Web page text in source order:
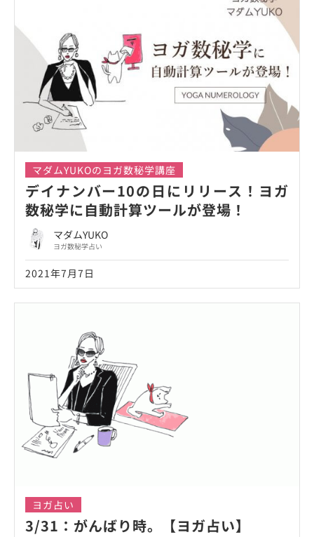
マダムYUKOのヨガ数秘学講座
デイナンバー10の日にリリース！ヨガ
数秘学に自動計算ツールが登場！
マダムYUKO
ヨガ数秘学占い
2021年7月7日
ヨガ占い
3/31：がんばり時。【ヨガ占い】